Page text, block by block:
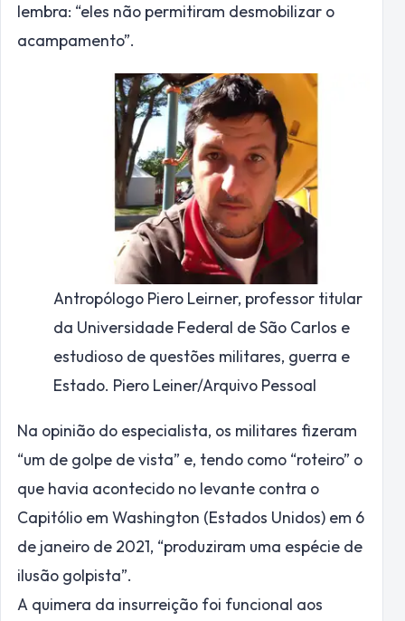
lembra: “eles não permitiram desmobilizar o
acampamento”.
Antropólogo Piero Leirner, professor titular
da Universidade Federal de São Carlos e
estudioso de questões militares, guerra e
Estado. Piero Leiner/Arquivo Pessoal
Na opinião do especialista, os militares fizeram
“um de golpe de vista” e, tendo como “roteiro” o
que havia acontecido no levante contra o
Capitólio em Washington (Estados Unidos) em 6
de janeiro de 2021, “produziram uma espécie de
ilusão golpista”.
A quimera da insurreição foi funcional aos